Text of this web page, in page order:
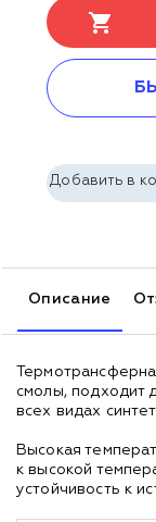
Добавить в
Описание
смолы, подходит
всех видах
Высокая
к высокой
устойчивость к